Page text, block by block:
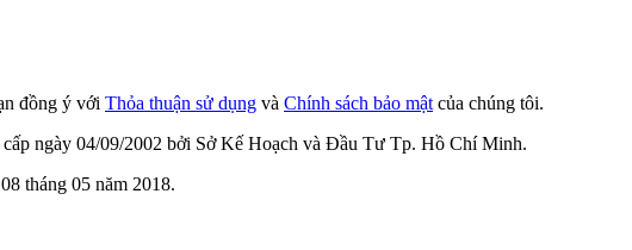
đồng ý với Thỏa thuận sử dụng và Chính sách bảo mật của chúng tôi.
ngày 04/09/2002 bởi Sở Kế Hoạch và Đầu Tư Tp. Hồ Chí Minh.
tháng 05 năm 2018.